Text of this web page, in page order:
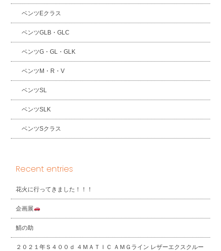
ベンツEクラス
ベンツGLB・GLC
ベンツG・GL・GLK
ベンツM・R・V
ベンツSL
ベンツSLK
ベンツSクラス
Recent entries
花火に行ってきました！！！
企画展
鯖の助
２０２１年Ｓ４００ｄ ４ＭＡＴＩＣ ＡＭＧライン レザーエクスクルー